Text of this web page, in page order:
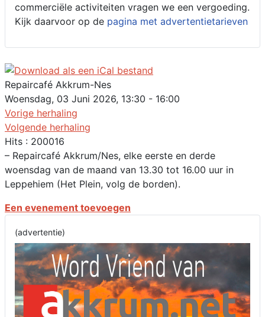
commerciële activiteiten vragen we een vergoeding.
Kijk daarvoor op de pagina met advertentietarieven
Repaircafé Akkrum-Nes
Woensdag, 03 Juni 2026, 13:30 - 16:00
Vorige herhaling
Volgende herhaling
Hits : 200016
– Repaircafé Akkrum/Nes, elke eerste en derde
woensdag van de maand van 13.30 tot 16.00 uur in
Leppehiem (Het Plein, volg de borden).
Een evenement toevoegen
(advertentie)